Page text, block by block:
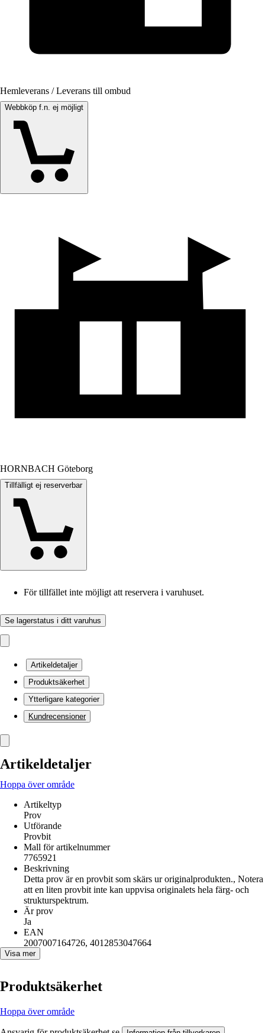
Hemleverans / Leverans till ombud
Webbköp f.n. ej möjligt
HORNBACH Göteborg
Tillfälligt ej reserverbar
För tillfället inte möjligt att reservera i varuhuset.
Se lagerstatus i ditt varuhus
Artikeldetaljer
Produktsäkerhet
Ytterligare kategorier
Kundrecensioner
Artikeldetaljer
Hoppa över område
Artikeltyp
Prov
Utförande
Provbit
Mall för artikelnummer
7765921
Beskrivning
Detta prov är en provbit som skärs ur originalprodukten., Notera
att en liten provbit inte kan uppvisa originalets hela färg- och
strukturspektrum.
Är prov
Ja
EAN
2007007164726, 4012853047664
Visa mer
Produktsäkerhet
Hoppa över område